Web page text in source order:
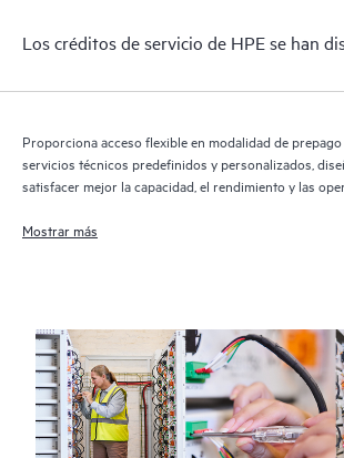
Los créditos de servicio de HPE se han
Proporciona acceso flexible en modalidad de
servicios técnicos predefinidos y personalizados,
satisfacer mejor la capacidad, el rendimiento y las
Mostrar más